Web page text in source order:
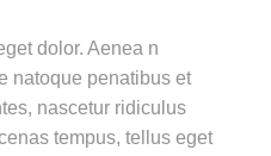
dolor. Aenea n
natoque penatibus et
nascetur ridiculus
tempus, tellus eget